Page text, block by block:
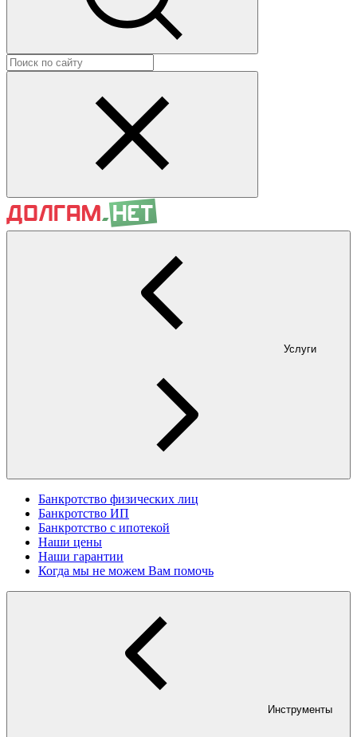
Услуги
Банкротство физических лиц
Банкротство ИП
Банкротство с ипотекой
Наши цены
Наши гарантии
Когда мы не можем Вам помочь
Инструменты